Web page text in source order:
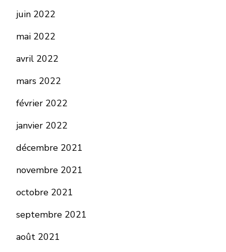
juin 2022
mai 2022
avril 2022
mars 2022
février 2022
janvier 2022
décembre 2021
novembre 2021
octobre 2021
septembre 2021
août 2021